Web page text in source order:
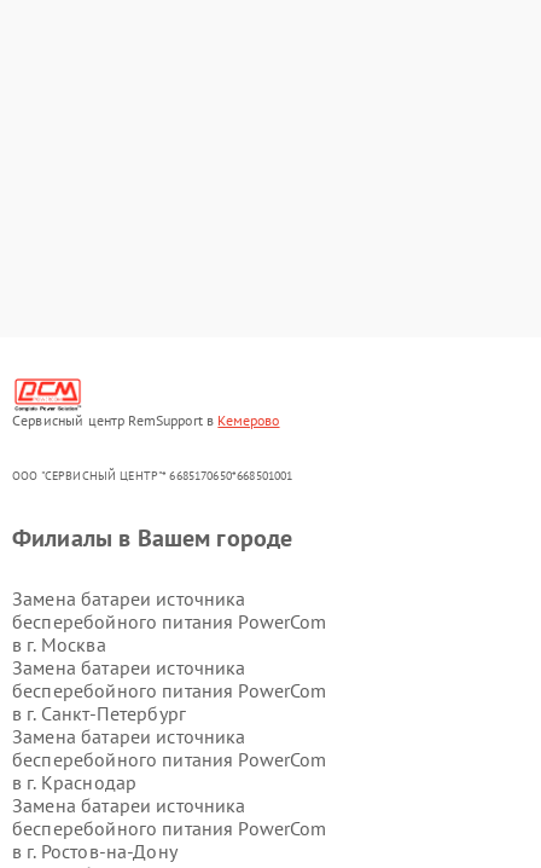
Сервисный центр RemSupport в Кемерово
ООО "СЕРВИСНЫЙ ЦЕНТР"* 6685170650*668501001
Филиалы в Вашем городе
Замена батареи источника
бесперебойного питания PowerCom
в г. Москва
Замена батареи источника
бесперебойного питания PowerCom
в г. Санкт-Петербург
Замена батареи источника
бесперебойного питания PowerCom
в г. Краснодар
Замена батареи источника
бесперебойного питания PowerCom
в г. Ростов-на-Дону